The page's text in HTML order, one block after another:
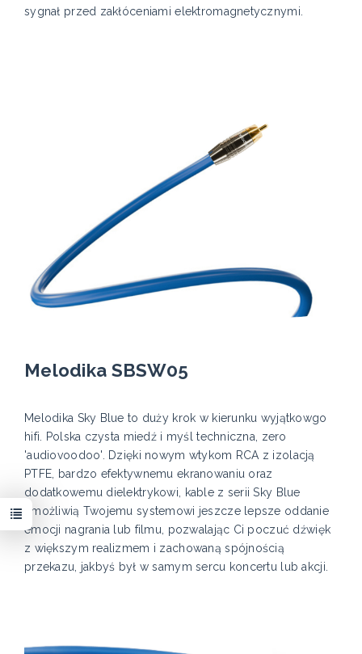
sygnał przed zakłóceniami elektromagnetycznymi.
Melodika SBSW05
Melodika Sky Blue to duży krok w kierunku wyjątkowgo
hifi. Polska czysta miedź i myśl techniczna, zero
'audiovoodoo'. Dzięki nowym wtykom RCA z izolacją
PTFE, bardzo efektywnemu ekranowaniu oraz
dodatkowemu dielektrykowi, kable z serii Sky Blue
umożliwią Twojemu systemowi jeszcze lepsze oddanie
emocji nagrania lub filmu, pozwalając Ci poczuć dźwięk
z większym realizmem i zachowaną spójnością
przekazu, jakbyś był w samym sercu koncertu lub akcji.